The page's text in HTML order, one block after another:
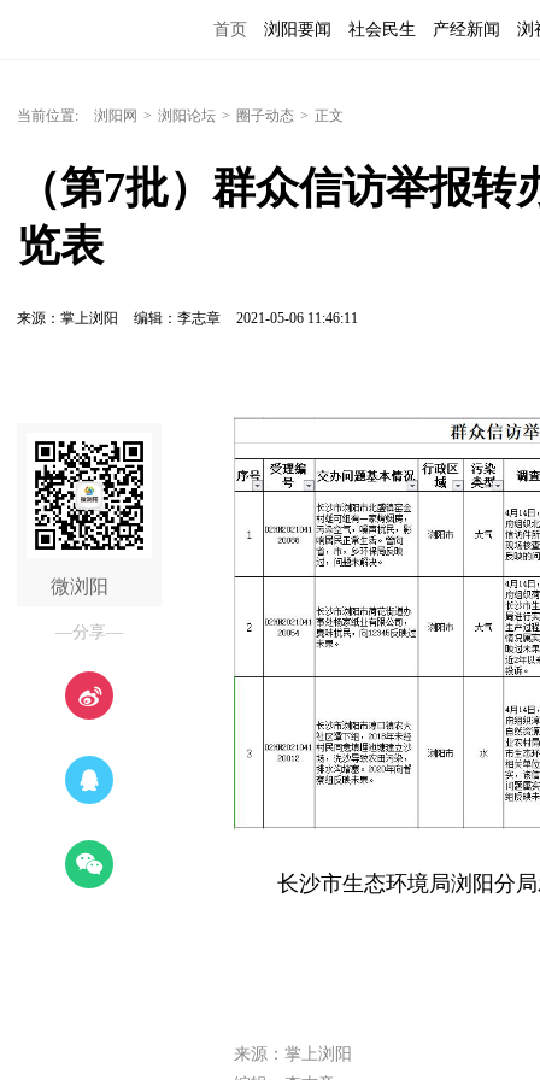
首页 浏阳要闻 社会民生 产经新闻 浏
当前位置: 浏阳网 > 浏阳论坛 > 圈子动态 > 正文
（第7批）群众信访举报
览表
来源：掌上浏阳 编辑：李志章 2021-05-06 11:46:11
微浏阳
—分享—
长沙市生态环境局浏阳分
来源：掌上浏阳